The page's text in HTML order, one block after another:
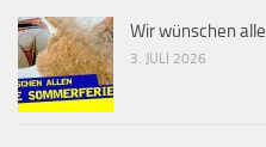
Wir wünschen
3. JULI 2026